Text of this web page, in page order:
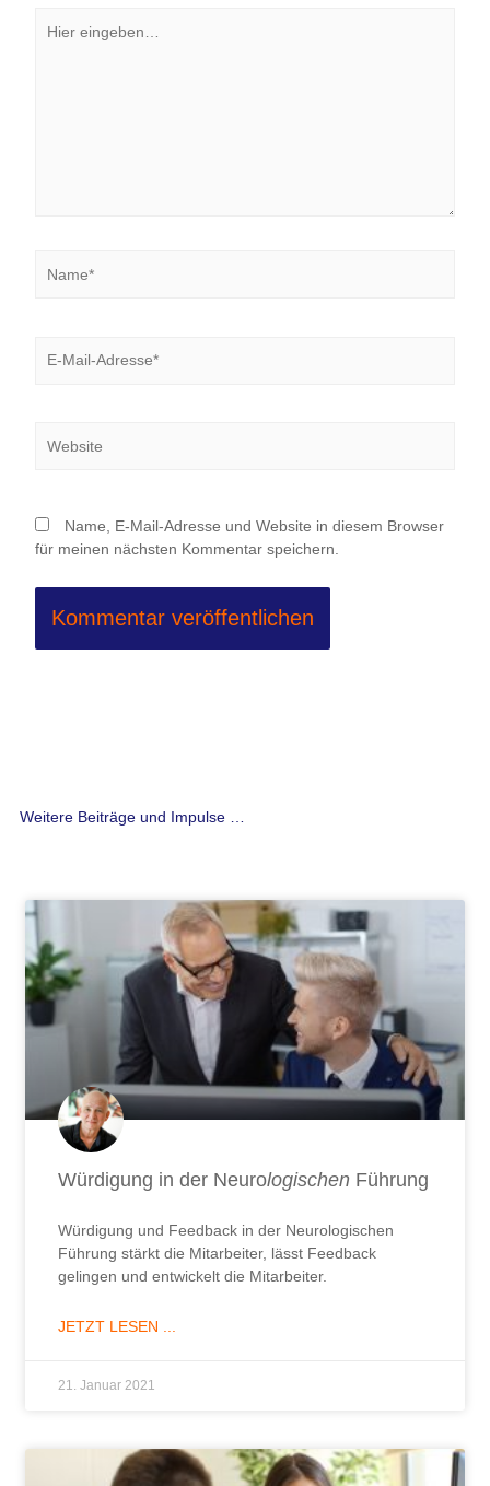
eingeben…
Mail-
Name, E-Mail-Adresse und Website in diesem Browser
für meinen nächsten Kommentar speichern.
Weitere Beiträge und Impulse …
Würdigung in der NeurologischenFührung
Würdigung und Feedback in der Neurologischen
Führung stärkt die Mitarbeiter, lässt Feedback
gelingen und entwickelt die Mitarbeiter.
JETZT LESEN ...
21. Januar 2021
SeiteSeiteSeiteSeiteSeiteSeiteSeiteSeiteSeite
Seite Seite Seite Seite Seite Seite Seite SeiteSeite
Seite Seite Seite Seite Seite Seite Seite Seite